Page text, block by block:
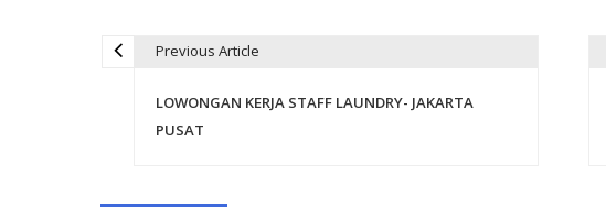
Previous Article
LOWONGAN KERJA STAFF LAUNDRY- JAKARTA
PUSAT